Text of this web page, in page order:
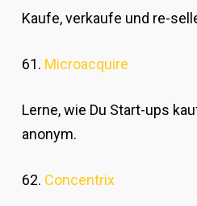
Kaufe, verkaufe und re-
61. Microacquire
Lerne, wie Du Start-ups
anonym.
62. Concentrix